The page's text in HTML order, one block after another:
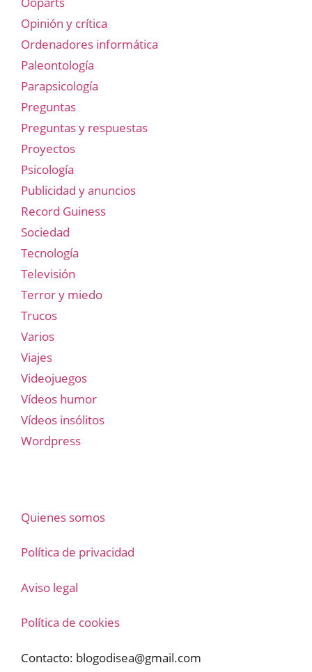
Opinión y crítica
Ordenadores informática
Paleontología
Parapsicología
Preguntas
Preguntas y respuestas
Proyectos
Psicología
Publicidad y anuncios
Record Guiness
Sociedad
Tecnología
Televisión
Terror y miedo
Trucos
Varios
Viajes
Videojuegos
Vídeos humor
Vídeos insólitos
Wordpress
Quienes somos
Política de privacidad
Aviso legal
Política de cookies
Contacto: blogodisea@gmail.com